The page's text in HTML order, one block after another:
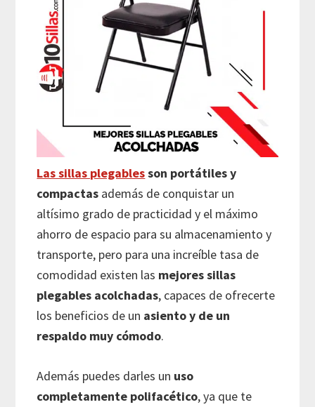
Las sillas plegablesson portátiles y
compactas además de conquistar un
altísimo grado de practicidad y el máximo
ahorro de espacio para su almacenamiento y
transporte, pero para una increíble tasa de
comodidad existen las mejores sillas
plegables acolchadas, capaces de ofrecerte
los beneficios de un asiento y de un
respaldo muy cómodo.
Además puedes darles un uso
completamente polifacético, ya que te